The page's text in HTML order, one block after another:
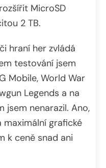
MicroSD
2 TB.
hraní her zvládá
testování jsem
Mobile, World War
Legends a na
jsem nenarazil. Ano,
grafické
k ceně snad ani